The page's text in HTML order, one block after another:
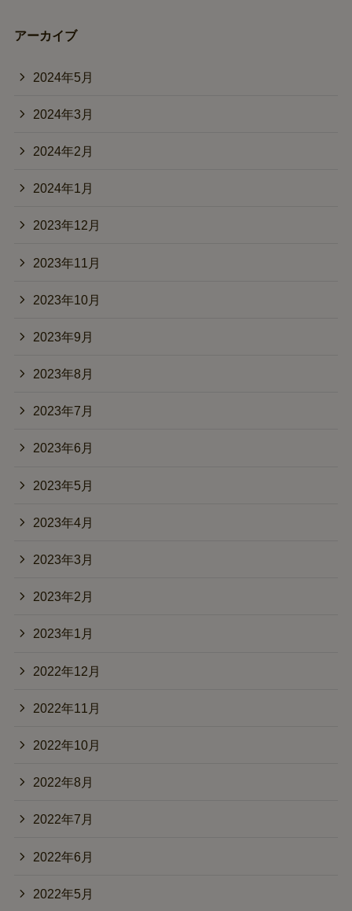
アーカイブ
2024年5月
2024年3月
2024年2月
2024年1月
2023年12月
2023年11月
2023年10月
2023年9月
2023年8月
2023年7月
2023年6月
2023年5月
2023年4月
2023年3月
2023年2月
2023年1月
2022年12月
2022年11月
2022年10月
2022年8月
2022年7月
2022年6月
2022年5月